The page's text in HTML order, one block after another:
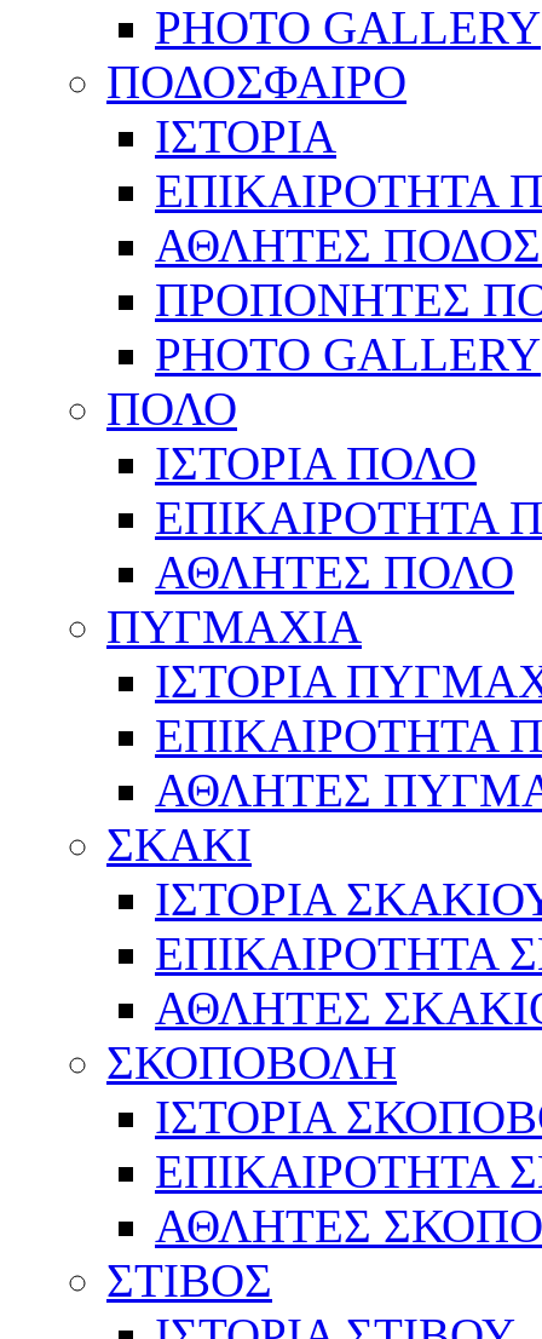
PHOTO GALLERY
ΠΟΔΟΣΦΑΙΡΟ
ΙΣΤΟΡΙΑ
ΕΠΙΚΑΙΡΟΤΗΤΑ
ΑΘΛΗΤΕΣ
ΠΡΟΠΟΝΗΤΕΣ
PHOTO GALLERY
ΠΟΛΟ
ΙΣΤΟΡΙΑ ΠΟΛΟ
ΕΠΙΚΑΙΡΟΤΗΤΑ
ΑΘΛΗΤΕΣ ΠΟΛΟ
ΠΥΓΜΑΧΙΑ
ΙΣΤΟΡΙΑ
ΕΠΙΚΑΙΡΟΤΗΤΑ
ΑΘΛΗΤΕΣ
ΣΚΑΚΙ
ΙΣΤΟΡΙΑ
ΕΠΙΚΑΙΡΟΤΗΤΑ
ΑΘΛΗΤΕΣ
ΣΚΟΠΟΒΟΛΗ
ΙΣΤΟΡΙΑ
ΕΠΙΚΑΙΡΟΤΗΤΑ
ΑΘΛΗΤΕΣ
ΣΤΙΒΟΣ